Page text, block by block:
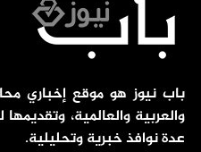
باب نيوز هو موقع إخباري
والعربية والعالمية،
عدة نوافذ خبرية وتحليلية.